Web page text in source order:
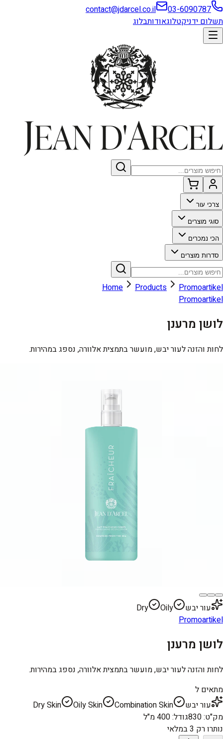
03-6090787
contact@jdarcel.co.il
תשלום ידניקטלוגאודותבלוג
צרכי עור
סוגי מוצרים
הכי נמכרים
סדרות מוצרים
Home Products
Promoartikel
Promoartikel
לושן מרענן
לחות והזנה לעור יבש, מועשר בתמצית אלוורה, נספג במהירות.
עור יבש Dry
Oily
Promoartikel
לושן מרענן
לחות והזנה לעור יבש, מועשר בתמצית אלוורה, נספג במהירות.
מתאים ל
עור יבש
Dry Skin Oily Skin
Combination Skin
מק"ט:
830גודל:400 מ"ל
נותרו רק 3 במלאי